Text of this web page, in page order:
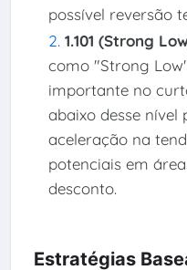
possível reversão
1.101 (Strong
como "Strong
importante no
abaixo desse nível
aceleração na
potenciais em
desconto.
Estratégias